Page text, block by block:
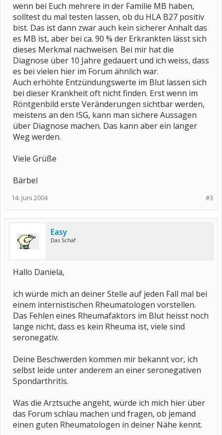
wenn bei Euch mehrere in der Familie MB haben,
solltest du mal testen lassen, ob du HLA B27 positiv
bist. Das ist dann zwar auch kein sicherer Anhalt das
es MB ist, aber bei ca. 90 % der Erkrankten lässt sich
dieses Merkmal nachweisen. Bei mir hat die
Diagnose über 10 Jahre gedauert und ich weiss, dass
es bei vielen hier im Forum ähnlich war.
Auch erhöhte Entzündungswerte im Blut lassen sich
bei dieser Krankheit oft nicht finden. Erst wenn im
Röntgenbild erste Veränderungen sichtbar werden,
meistens an den ISG, kann man sichere Aussagen
über Diagnose machen. Das kann aber ein langer
Weg werden.
Viele Grüße
Bärbel
#3
14. Juni 2004
Easy
Das Schaf
Hallo Daniela,
ich würde mich an deiner Stelle auf jeden Fall mal bei
einem internistischen Rheumatologen vorstellen.
Das Fehlen eines Rheumafaktors im Blut heisst noch
lange nicht, dass es kein Rheuma ist, viele sind
seronegativ.
Deine Beschwerden kommen mir bekannt vor, ich
selbst leide unter anderem an einer seronegativen
Spondarthritis.
Was die Arztsuche angeht, würde ich mich hier über
das Forum schlau machen und fragen, ob jemand
einen guten Rheumatologen in deiner Nähe kennt.